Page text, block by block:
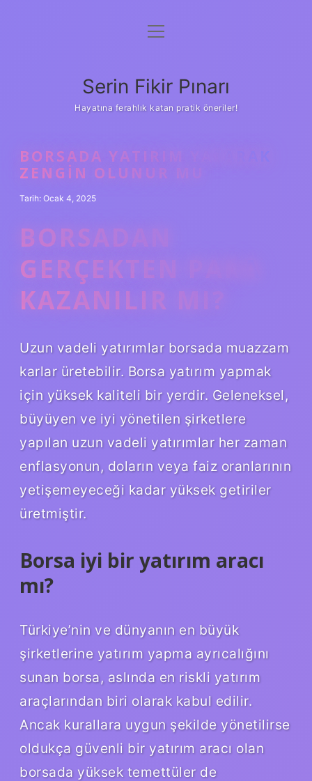
Gizlilik Politikası
Yasal Uyarı
menüyü
Serin Fikir Pınarı
Hayatına ferahlık katan pratik öneriler!
BORSADA YATIRIM YAPARAK
ZENGIN OLUNUR MU
Tarih: Ocak 4, 2025
BORSADAN
GERÇEKTEN PARA
KAZANILIR MI?
Uzun vadeli yatırımlar borsada muazzam
karlar üretebilir. Borsa yatırım yapmak
için yüksek kaliteli bir yerdir. Geleneksel,
büyüyen ve iyi yönetilen şirketlere
yapılan uzun vadeli yatırımlar her zaman
enflasyonun, doların veya faiz oranlarının
yetişemeyeceği kadar yüksek getiriler
üretmiştir.
Borsa iyi bir yatırım aracı
mı?
Türkiye’nin ve dünyanın en büyük
şirketlerine yatırım yapma ayrıcalığını
sunan borsa, aslında en riskli yatırım
araçlarından biri olarak kabul edilir.
Ancak kurallara uygun şekilde yönetilirse
oldukça güvenli bir yatırım aracı olan
borsada yüksek temettüler de